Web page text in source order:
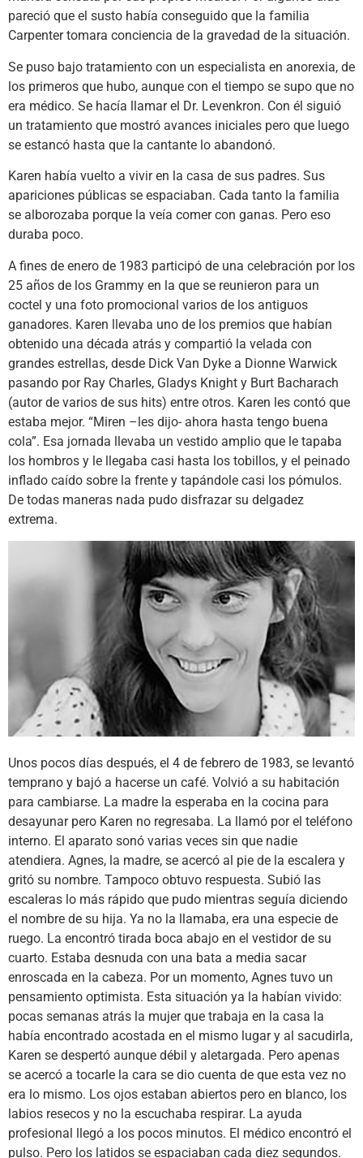
pareció que el susto había conseguido que la familia
Carpenter tomara conciencia de la gravedad de la situación.
Se puso bajo tratamiento con un especialista en anorexia, de
los primeros que hubo, aunque con el tiempo se supo que no
era médico. Se hacía llamar el Dr. Levenkron. Con él siguió
un tratamiento que mostró avances iniciales pero que luego
se estancó hasta que la cantante lo abandonó.
Karen había vuelto a vivir en la casa de sus padres. Sus
apariciones públicas se espaciaban. Cada tanto la familia
se alborozaba porque la veía comer con ganas. Pero eso
duraba poco.
A fines de enero de 1983 participó de una celebración por los
25 años de los Grammy en la que se reunieron para un
coctel y una foto promocional varios de los antiguos
ganadores. Karen llevaba uno de los premios que habían
obtenido una década atrás y compartió la velada con
grandes estrellas, desde Dick Van Dyke a Dionne Warwick
pasando por Ray Charles, Gladys Knight y Burt Bacharach
(autor de varios de sus hits) entre otros. Karen les contó que
estaba mejor. “Miren –les dijo- ahora hasta tengo buena
cola”. Esa jornada llevaba un vestido amplio que le tapaba
los hombros y le llegaba casi hasta los tobillos, y el peinado
inflado caído sobre la frente y tapándole casi los pómulos.
De todas maneras nada pudo disfrazar su delgadez
extrema.
Unos pocos días después, el 4 de febrero de 1983, se levantó
temprano y bajó a hacerse un café. Volvió a su habitación
para cambiarse. La madre la esperaba en la cocina para
desayunar pero Karen no regresaba. La llamó por el teléfono
interno. El aparato sonó varias veces sin que nadie
atendiera. Agnes, la madre, se acercó al pie de la escalera y
gritó su nombre. Tampoco obtuvo respuesta. Subió las
escaleras lo más rápido que pudo mientras seguía diciendo
el nombre de su hija. Ya no la llamaba, era una especie de
ruego. La encontró tirada boca abajo en el vestidor de su
cuarto. Estaba desnuda con una bata a media sacar
enroscada en la cabeza. Por un momento, Agnes tuvo un
pensamiento optimista. Esta situación ya la habían vivido:
pocas semanas atrás la mujer que trabaja en la casa la
había encontrado acostada en el mismo lugar y al sacudirla,
Karen se despertó aunque débil y aletargada. Pero apenas
se acercó a tocarle la cara se dio cuenta de que esta vez no
era lo mismo. Los ojos estaban abiertos pero en blanco, los
labios resecos y no la escuchaba respirar. La ayuda
profesional llegó a los pocos minutos. El médico encontró el
pulso. Pero los latidos se espaciaban cada diez segundos.